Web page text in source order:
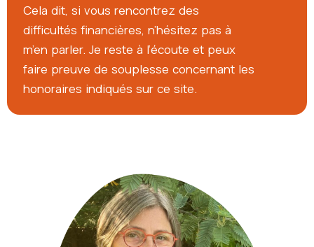
Cela dit, si vous rencontrez des
difficultés financières, n’hésitez pas à
m’en parler. Je reste à l’écoute et peux
faire preuve de souplesse concernant les
honoraires indiqués sur ce site.